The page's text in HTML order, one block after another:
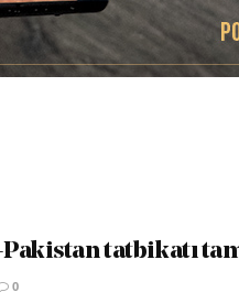
tatbikatı
0